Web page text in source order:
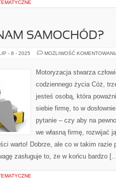
SAMOCHÓD?
- 8 - 2025 MOŻLIWOŚĆ
Motoryzacja stwarza
codziennego życia Cóż,
jesteś osobą, która
siebie firmę, to w
pytanie – czy aby na
we własną firmę, rozwijać
warto! Dobrze, ale co w takim razie
zasługuje to, że w końcu bardzo